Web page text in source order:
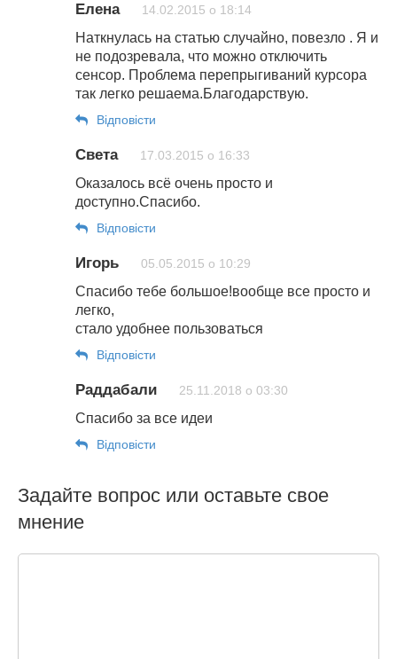
Елена 14.02.2015 о 18:14
Наткнулась на статью случайно, повезло . Я и
не подозревала, что можно отключить
сенсор. Проблема перепрыгиваний курсора
так легко решаема.Благодарствую.
Відповіcти
Света 17.03.2015 о 16:33
Оказалось всё очень просто и
доступно.Спасибо.
Відповіcти
Игорь 05.05.2015 о 10:29
Спасибо тебе большое!вообще все просто и
легко,
стало удобнее пользоваться
Відповіcти
Раддабали 25.11.2018 о 03:30
Спасибо за все идеи
Відповіcти
Задайте вопрос или оставьте свое
мнение